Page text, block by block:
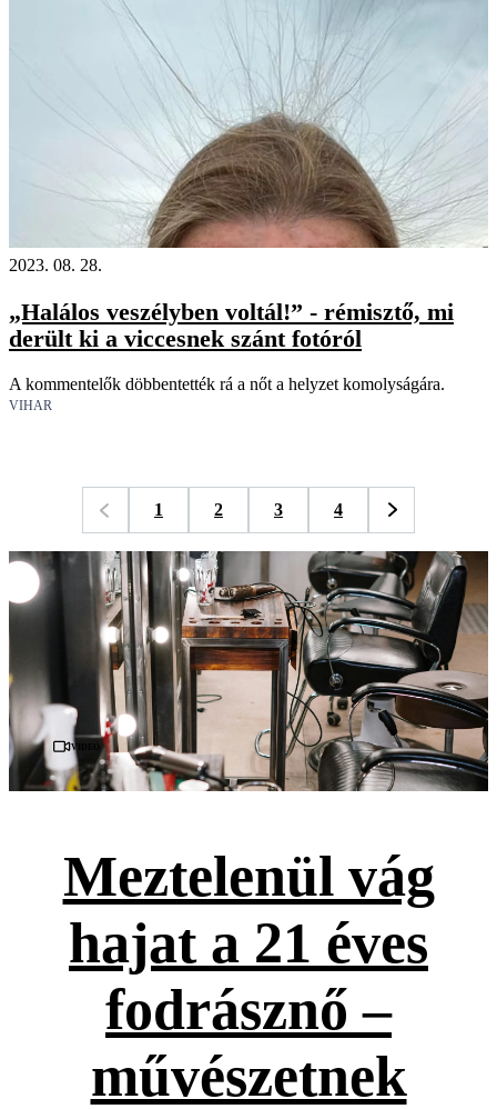
2023. 08. 28.
„Halálos veszélyben voltál!” - rémisztő, mi
derült ki a viccesnek szánt fotóról
A kommentelők döbbentették rá a nőt a helyzet komolyságára.
VIHAR
1 2 3 4
Videó
Meztelenül vág
hajat a 21 éves
fodrásznő –
művészetnek